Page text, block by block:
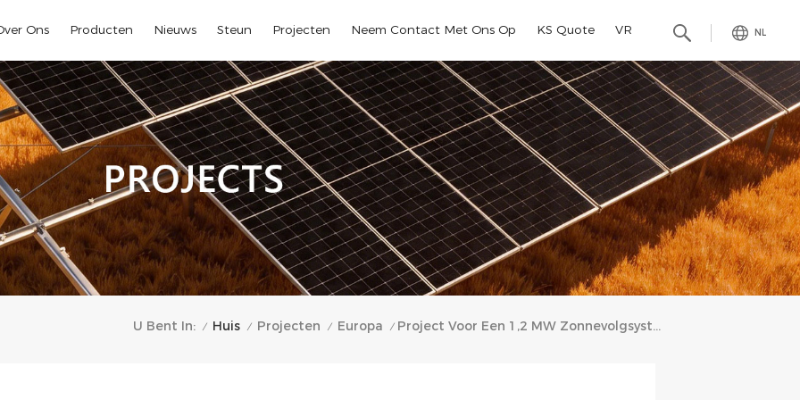
NL
Ons Producten Nieuws Steun Projecten Neem Contact Met Ons Op KS Quote VR
U Bent In: / Huis / Projecten / Europa / Project Voor Een 1,2 MW Zonnevolgsysteem In Italië